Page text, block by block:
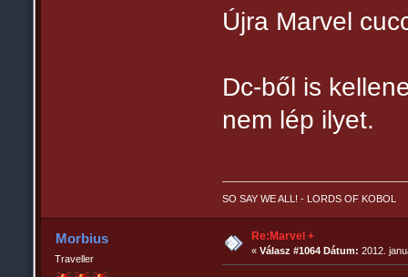
Újra Marvel
Dc-ből is
nem lép ilyet.
SO SAY WE ALL! - LORDS OF KOBOL
Morbius
Traveller
Re:Marvel +
«Válasz #1064 Dátum: 2012.